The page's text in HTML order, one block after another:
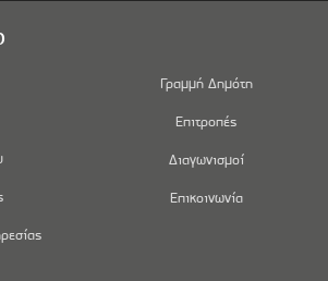
Γραμμή Δημότη
Επιτροπές
Διαγωνισμοί
Επικοινωνία